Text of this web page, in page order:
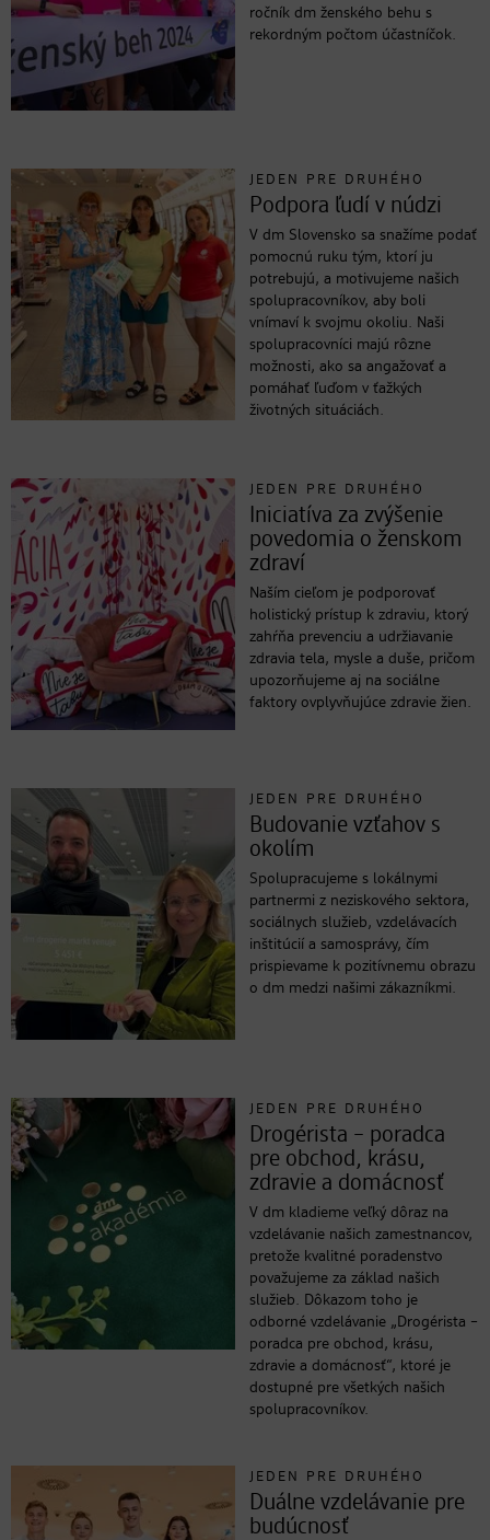
ročník dm ženského behu s
rekordným počtom účastníčok.
JEDEN PRE DRUHÉHO
Podpora ľudí v núdzi
V dm Slovensko sa snažíme podať
pomocnú ruku tým, ktorí ju
potrebujú, a motivujeme našich
spolupracovníkov, aby boli
vnímaví k svojmu okoliu. Naši
spolupracovníci majú rôzne
možnosti, ako sa angažovať a
pomáhať ľuďom v ťažkých
životných situáciách.
JEDEN PRE DRUHÉHO
Iniciatíva za zvýšenie
povedomia o ženskom
zdraví
Naším cieľom je podporovať
holistický prístup k zdraviu, ktorý
zahŕňa prevenciu a udržiavanie
zdravia tela, mysle a duše, pričom
upozorňujeme aj na sociálne
faktory ovplyvňujúce zdravie žien.
JEDEN PRE DRUHÉHO
Budovanie vzťahov s
okolím
Spolupracujeme s lokálnymi
partnermi z neziskového sektora,
sociálnych služieb, vzdelávacích
inštitúcií a samosprávy, čím
prispievame k pozitívnemu obrazu
o dm medzi našimi zákazníkmi.
JEDEN PRE DRUHÉHO
Drogérista – poradca
pre obchod, krásu,
zdravie a domácnosť
V dm kladieme veľký dôraz na
vzdelávanie našich zamestnancov,
pretože kvalitné poradenstvo
považujeme za základ našich
služieb. Dôkazom toho je
odborné vzdelávanie „Drogérista –
poradca pre obchod, krásu,
zdravie a domácnosť“, ktoré je
dostupné pre všetkých našich
spolupracovníkov.
JEDEN PRE DRUHÉHO
Duálne vzdelávanie pre
budúcnosť